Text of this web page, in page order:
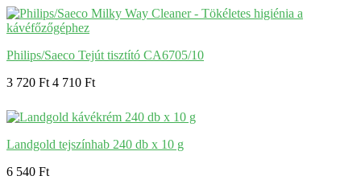
Philips/Saeco Tejút tisztító CA6705/10
3 720 Ft 4 710 Ft
Landgold tejszínhab 240 db x 10 g
6 540 Ft